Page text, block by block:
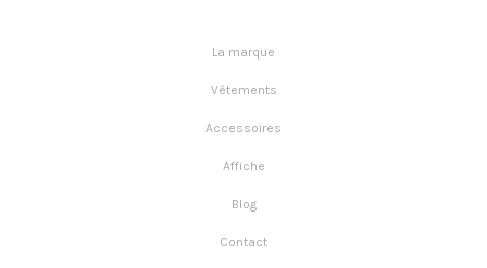
La marque
Vêtements
Accessoires
Affiche
Blog
Contact